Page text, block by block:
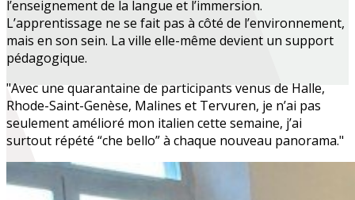
l’enseignement de la langue et l’immersion.
L’apprentissage ne se fait pas à côté de l’environnement,
mais en son sein. La ville elle-même devient un support
pédagogique.
"Avec une quarantaine de participants venus de Halle,
Rhode-Saint-Genèse, Malines et Tervuren, je n’ai pas
seulement amélioré mon italien cette semaine, j’ai
surtout répété “che bello” à chaque nouveau panorama."